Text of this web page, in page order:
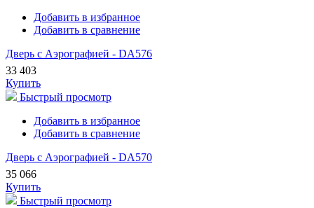
Добавить в избранное
Добавить в сравнение
Дверь с Аэрографией - DA576
33 403
Купить
Быстрый просмотр
Добавить в избранное
Добавить в сравнение
Дверь с Аэрографией - DA570
35 066
Купить
Быстрый просмотр